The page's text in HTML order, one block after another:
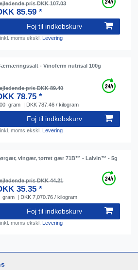
pris DKK 107.03
85.59 *
Foj til indkobskurv
inkl. moms ekskl. Levering
- Vinoferm nutrisal 100g
pris DKK 89.40
78.75 *
gram | DKK 787.46 / kilogram
Foj til indkobskurv
inkl. moms ekskl. Levering
vingær, tørret gær 71B™ - Lalvin™ - 5g
pris DKK 44.21
35.35 *
gram | DKK 7,070.76 / kilogram
Foj til indkobskurv
inkl. moms ekskl. Levering